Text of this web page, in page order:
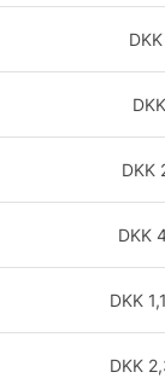
DKK
DKK